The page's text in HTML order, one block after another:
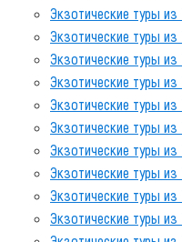
Экзотические туры
Экзотические туры
Экзотические туры
Экзотические туры из
Экзотические туры из
Экзотические туры
Экзотические туры
Экзотические туры
Экзотические туры
Экзотические туры